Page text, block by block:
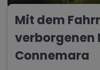
Mit dem
verborgenen
Connemara